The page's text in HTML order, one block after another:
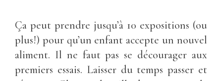
Ça peut prendre jusqu’à 10 expositions (ou
plus!) pour qu’un enfant accepte un nouvel
aliment. Il ne faut pas se décourager aux
premiers essais. Laisser du temps passer et